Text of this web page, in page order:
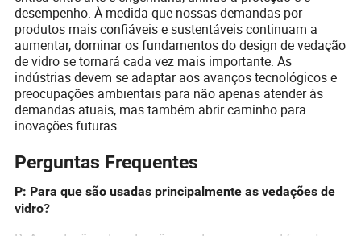
desempenho. À medida que nossas demandas por
produtos mais confiáveis e sustentáveis continuam a
aumentar, dominar os fundamentos do design de vedação
de vidro se tornará cada vez mais importante. As
indústrias devem se adaptar aos avanços tecnológicos e
preocupações ambientais para não apenas atender às
demandas atuais, mas também abrir caminho para
inovações futuras.
Perguntas Frequentes
P: Para que são usadas principalmente as vedações de
vidro?